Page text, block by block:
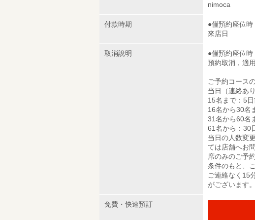
nimoca
付款時期
●僅預約座位時
來店日
取消說明
●僅預約座位時
預約取消，適
ご予約コース
当日（連絡あ
15名まで：5
16名から30名
31名から60名
61名から：30
当日の人数変
ては店舗へお
席のみのご予
条件のもと、
ご連絡なく15
がございます。
免費・快速預訂